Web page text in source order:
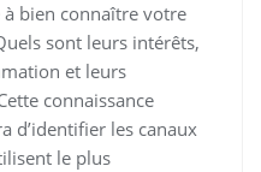
bien connaître votre
sont leurs intérêts,
et leurs
connaissance
d’identifier les canaux
le plus